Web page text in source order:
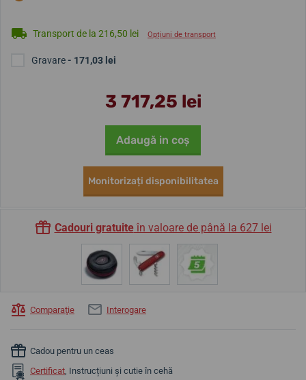
Transport de la 216,50 lei Opțiuni de transport
Gravare- 171,03 lei
3 717,25 lei
Adaugă in coş
Monitorizați disponibilitatea
Cadouri gratuiteîn valoare de până la 627 lei
Comparaţie Interogare
Cadou pentru un ceas
Certificat, Instrucțiuni și cutie în cehă